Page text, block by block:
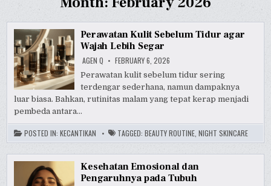
Perawatan Kulit Sebelum Tidur agar
Wajah Lebih Segar
AGEN Q FEBRUARY 6, 2026
Perawatan kulit sebelum tidur sering
terdengar sederhana, namun dampaknya
luar biasa. Bahkan, rutinitas malam yang tepat kerap menjadi
pembeda antara…
POSTED IN:KECANTIKAN TAGGED:BEAUTY ROUTINE ,NIGHT SKINCARE
Kesehatan Emosional dan
Pengaruhnya pada Tubuh